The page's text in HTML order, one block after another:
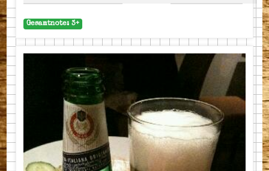
Gesamtnote: 3+